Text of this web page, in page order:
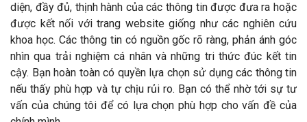
diện, đầy đủ, thịnh hành của các thông tin được đưa ra hoặc
được kết nối với trang website giống như các nghiên cứu
khoa học. Các thông tin có nguồn gốc rõ ràng, phản ánh góc
nhìn qua trải nghiệm cá nhân và những tri thức đúc kết tin
cậy. Bạn hoàn toàn có quyền lựa chọn sử dụng các thông tin
nếu thấy phù hợp và tự chịu rủi ro. Bạn có thể nhờ tới sự tư
vấn của chúng tôi để có lựa chọn phù hợp cho vấn đề của